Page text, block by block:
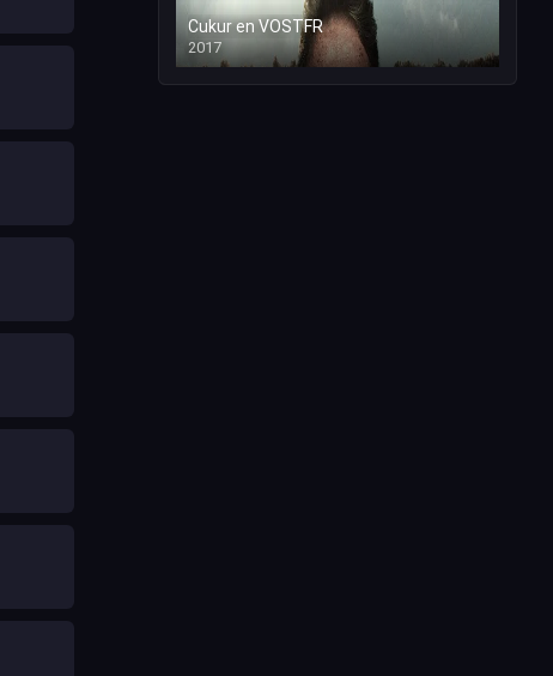
Cukur en VOSTFR
2017